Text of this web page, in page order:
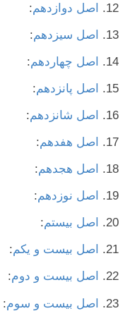
اصل دوازدهم:
اصل سیزدهم:
اصل چهاردهم:
اصل پانزدهم:
اصل شانزدهم:
اصل هفدهم:
اصل هجدهم:
اصل نوزدهم:
اصل بیستم:
اصل بیست و یکم:
اصل بیست و دوم:
اصل بیست و سوم: